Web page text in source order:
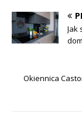
Jak
Okiennica